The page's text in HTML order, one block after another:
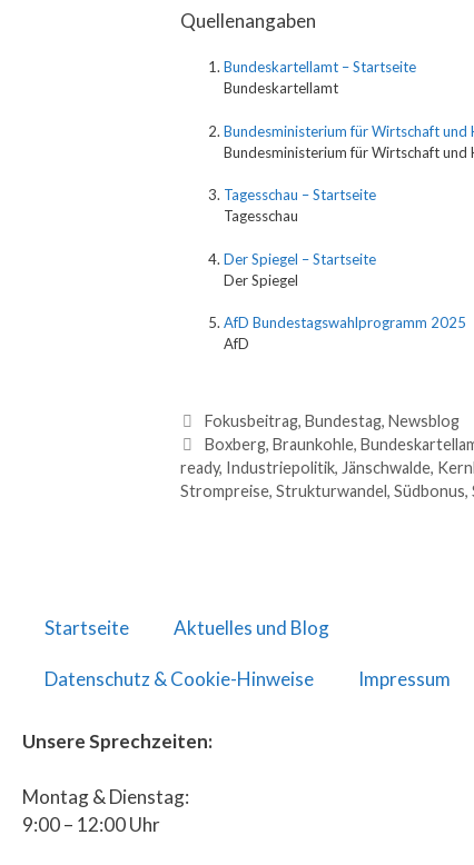
Quellenangaben
Bundeskartellamt – Startseite
Bundeskartellamt
Bundesministerium für Wirtschaft und
Bundesministerium für Wirtschaft und
Tagesschau – Startseite
Tagesschau
Der Spiegel – Startseite
Der Spiegel
AfD Bundestagswahlprogramm 2025
AfD
Fokusbeitrag, Bundestag, Newsblog
Boxberg, Braunkohle,
ready, Industriepolitik, Jänschwalde,
Strompreise, Strukturwandel, Südbonus,
Startseite Aktuelles und Blog
Datenschutz & Cookie-Hinweise Impressum
Unsere Sprechzeiten:
Montag & Dienstag:
9:00 – 12:00 Uhr